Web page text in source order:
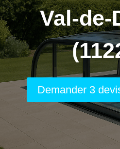
Val-de-
Demander 3